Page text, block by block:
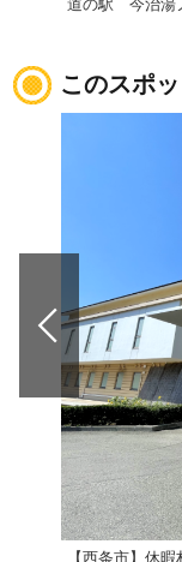
このスポ
【西条市】休